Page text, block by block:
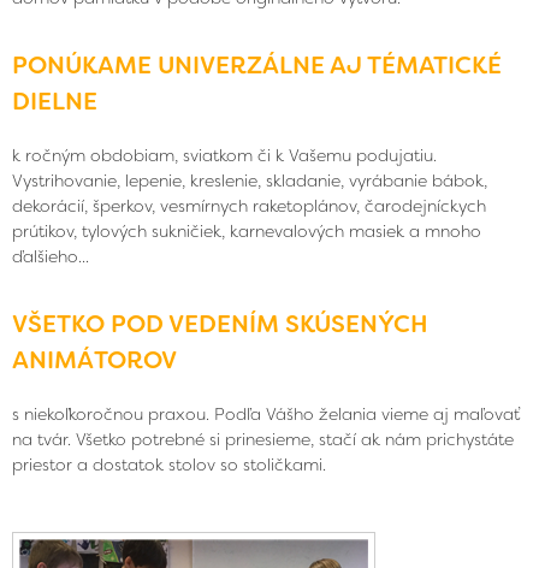
PONÚKAME UNIVERZÁLNE AJ TÉMATICKÉ
DIELNE
k ročným obdobiam, sviatkom či k Vašemu podujatiu.
Vystrihovanie, lepenie, kreslenie, skladanie, vyrábanie bábok,
dekorácií, šperkov, vesmírnych raketoplánov, čarodejníckych
prútikov, tylových sukničiek, karnevalových masiek a mnoho
ďalšieho...
VŠETKO POD VEDENÍM SKÚSENÝCH
ANIMÁTOROV
s niekoľkoročnou praxou. Podľa Vášho želania vieme aj maľovať
na tvár. Všetko potrebné si prinesieme, stačí ak nám prichystáte
priestor a dostatok stolov so stoličkami.